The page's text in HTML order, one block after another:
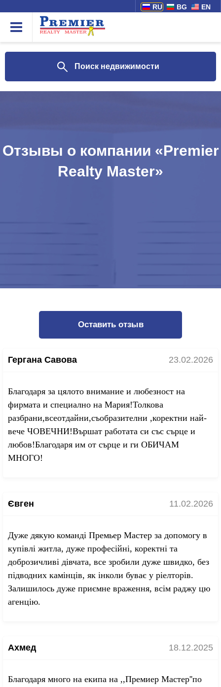
RU BG EN
Поиск недвижимости
Отзывы о компании «Premier
Realty Master»
Оставить отзыв
Гергана Савова 23.02.2026
Благодаря за цялото внимание и любезност на
фирмата и специално на Мария!Толкова
разбрани,всеотдайни,съобразителни ,коректни най-
вече ЧОВЕЧНИ!Вършат работата си със сърце и
любов!Благодаря им от сърце и ги ОБИЧАМ
МНОГО!
Євген 11.02.2026
Дуже дякую команді Премьер Мастер за допомогу в
купівлі житла, дуже професійні, коректні та
доброзичливі дівчата, все зробили дуже швидко, без
підводних камінців, як інколи буває у ріелторів.
Залишилось дуже приємне враження, всім раджу цю
агенцію.
Ахмед 18.12.2025
Благодаря много на екипа на ,,Премиер Мастер''по